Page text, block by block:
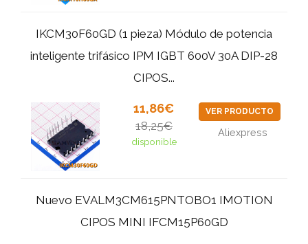
IKCM30F60GD (1 pieza) Módulo de potencia
inteligente trifásico IPM IGBT 600V 30A DIP-28
CIPOS...
11,86€
18,25€
disponible
VER PRODUCTO
Aliexpress
Nuevo EVALM3CM615PNTOBO1 IMOTION
CIPOS MINI IFCM15P60GD